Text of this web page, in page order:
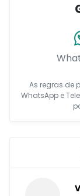
As regras de
WhatsApp e